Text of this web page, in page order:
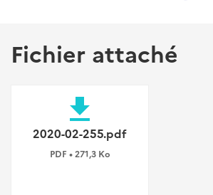
Fichier attaché
file_download
2020-02-255.pdf
PDF • 271,3 Ko